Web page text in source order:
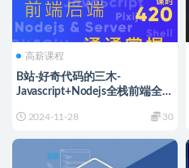
高薪课程
B站-好奇代码的三木-
Javascript+Nodejs全栈前端全能
2024-11-28 30